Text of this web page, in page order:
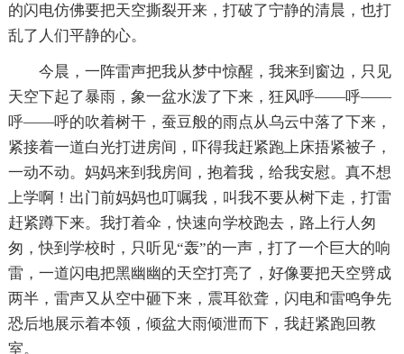
的闪电仿佛要把天空撕裂开来，打破了宁静的清晨，也打
乱了人们平静的心。
今晨，一阵雷声把我从梦中惊醒，我来到窗边，只见
天空下起了暴雨，象一盆水泼了下来，狂风呼——呼——
呼——呼的吹着树干，蚕豆般的雨点从乌云中落了下来，
紧接着一道白光打进房间，吓得我赶紧跑上床捂紧被子，
一动不动。妈妈来到我房间，抱着我，给我安慰。真不想
上学啊！出门前妈妈也叮嘱我，叫我不要从树下走，打雷
赶紧蹲下来。我打着伞，快速向学校跑去，路上行人匆
匆，快到学校时，只听见“轰”的一声，打了一个巨大的响
雷，一道闪电把黑幽幽的天空打亮了，好像要把天空劈成
两半，雷声又从空中砸下来，震耳欲聋，闪电和雷鸣争先
恐后地展示着本领，倾盆大雨倾泄而下，我赶紧跑回教
室。